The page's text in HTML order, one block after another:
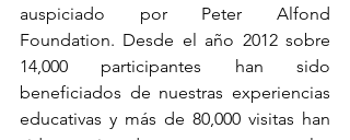
auspiciado por Peter Alfond
Foundation. Desde el año 2012 sobre
14,000 participantes han sido
beneficiados de nuestras experiencias
educativas y más de 80,000 visitas han